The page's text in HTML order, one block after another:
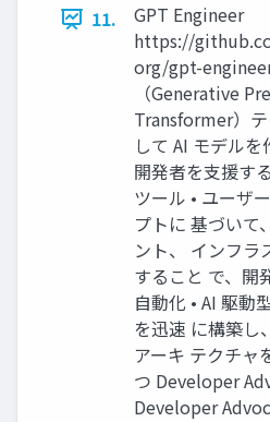
11.
GPT Engineer
https://
org/gpt-
（Generative
Transformer）
して AI モデル
開発者を支援す
ツール • ユーザ
プトに 基づいて
ント、 インフラ
すること で、開
⾃動化 • AI 駆動
を迅速 に構築し
アーキ テクチャ
つ Developer
Developer